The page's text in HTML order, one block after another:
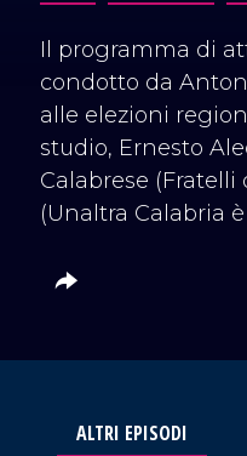
Il programma di
condotto da
alle elezioni
studio, Ernesto
Calabrese (Fratelli
(Unaltra Calabria
ALTRI EPISODI
VAI AL TITOLO